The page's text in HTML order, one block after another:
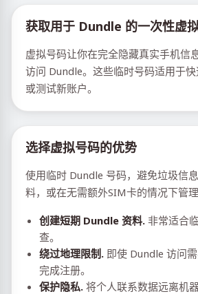
获取用于 Dundle 的一次性虚拟
虚拟号码让你在完全隐藏真实手机信
访问 Dundle。这些临时号码适用于
或测试新账户。
选择虚拟号码的优势
使用临时 Dundle 号码，避免垃圾信
料，或在无需额外SIM卡的情况下管理
创建短期 Dundle 资料. 非常适合
查。
绕过地理限制. 即使 Dundle 访问
完成注册。
保护隐私. 将个人联系数据远离机